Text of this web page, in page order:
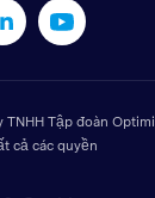
TNHH Tập đoàn
cả các quyền